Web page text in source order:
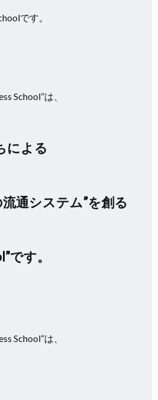
です。
School”は、
による
通システム”を創る
です。
School”は、